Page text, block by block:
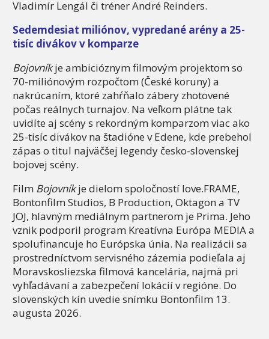
Vladimír Lengál či tréner André Reinders.
Sedemdesiat miliónov, vypredané arény a 25-
tisíc divákov v komparze
Bojovníkje ambicióznym filmovým projektom so
70-miliónovým rozpočtom (České koruny) a
nakrúcaním, ktoré zahŕňalo zábery zhotovené
počas reálnych turnajov. Na veľkom plátne tak
uvidíte aj scény s rekordným komparzom viac ako
25-tisíc divákov na štadióne v Edene, kde prebehol
zápas o titul najväčšej legendy česko-slovenskej
bojovej scény.
Film Bojovníkje dielom spoločností love.FRAME,
Bontonfilm Studios, B Production, Oktagon a TV
JOJ, hlavným mediálnym partnerom je Prima. Jeho
vznik podporil program Kreatívna Európa MEDIA a
spolufinancuje ho Európska únia. Na realizácii sa
prostredníctvom servisného zázemia podieľala aj
Moravskosliezska filmová kancelária, najmä pri
vyhľadávaní a zabezpečení lokácií v regióne. Do
slovenských kín uvedie snímku Bontonfilm 13.
augusta 2026.